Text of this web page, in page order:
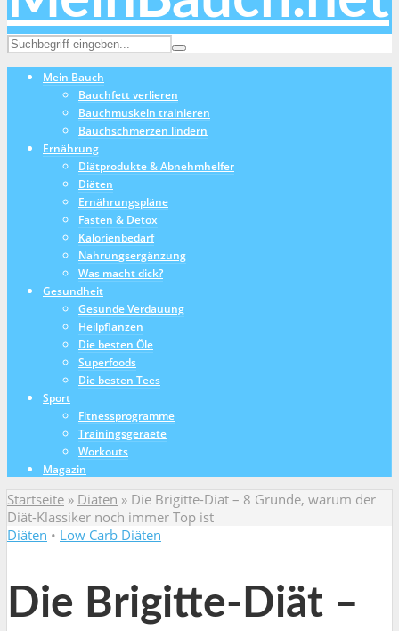
Mein Bauch
Bauchfett verlieren
Bauchmuskeln trainieren
Bauchschmerzen lindern
Ernährung
Diätprodukte & Abnehmhelfer
Diäten
Ernährungspläne
Fasten & Detox
Kalorienbedarf
Nahrungsergänzung
Was macht dick?
Gesundheit
Gesunde Verdauung
Heilpflanzen
Die besten Öle
Superfoods
Die besten Tees
Sport
Fitnessprogramme
Trainingsgeraete
Workouts
Magazin
Startseite » Diäten » Die Brigitte-Diät – 8 Gründe, warum der
Diät-Klassiker noch immer Top ist
Diäten • Low Carb Diäten
Die Brigitte-Diät –